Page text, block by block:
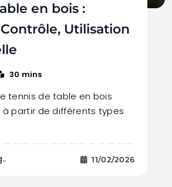
en bois :
Utilisation
30 mins
tennis de table en bois
partir de différents types
11/02/2026